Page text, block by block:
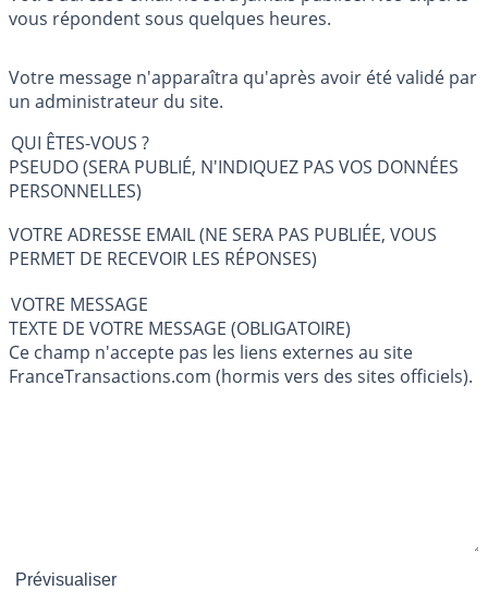
vous répondent sous quelques heures.
Votre message n'apparaîtra qu'après avoir été validé par
un administrateur du site.
QUI ÊTES-VOUS ?
PSEUDO (SERA PUBLIÉ, N'INDIQUEZ PAS VOS DONNÉES
PERSONNELLES)
VOTRE ADRESSE EMAIL (NE SERA PAS PUBLIÉE, VOUS
PERMET DE RECEVOIR LES RÉPONSES)
VOTRE MESSAGE
TEXTE DE VOTRE MESSAGE (OBLIGATOIRE)
Ce champ n'accepte pas les liens externes au site
FranceTransactions.com (hormis vers des sites officiels).